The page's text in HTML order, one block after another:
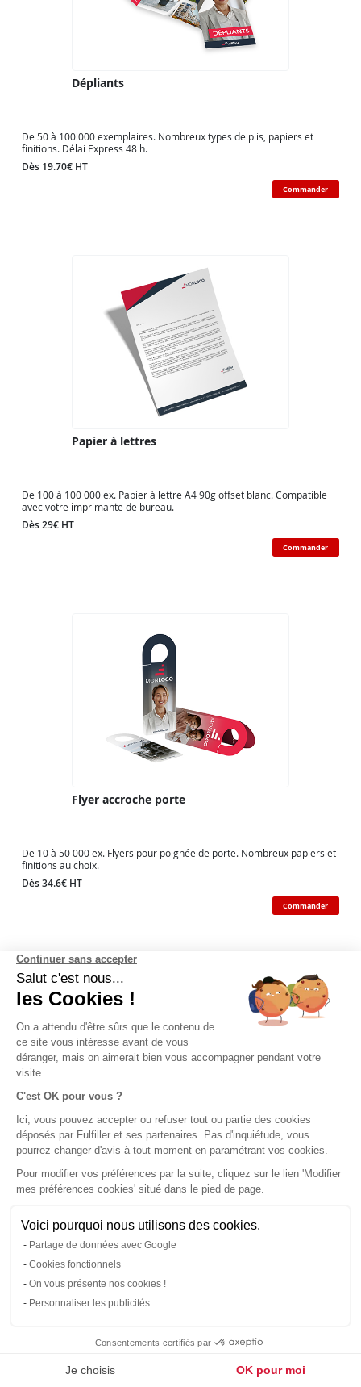
Continuer sans accepter
Salut c'est nous...
les Cookies !
On a attendu d'être sûrs que le contenu de
ce site vous intéresse avant de vous
déranger, mais on aimerait bien vous accompagner pendant votre
visite...
C'est OK pour vous ?
Ici, vous pouvez accepter ou refuser tout ou partie des cookies
déposés par Fulfiller et ses partenaires. Pas d'inquiétude, vous
pourrez changer d'avis à tout moment en paramétrant vos cookies.
Pour modifier vos préférences par la suite, cliquez sur le lien 'Modifier
mes préférences cookies' situé dans le pied de page.
Voici pourquoi nous utilisons des cookies.
Partage de données avec Google
Cookies fonctionnels
On vous présente nos cookies !
Personnaliser les publicités
Consentements certifiés par
Je choisis OK pour moi
Dépliants
De 50 à 100 000 exemplaires. Nombreux types de plis, papiers et
finitions. Délai Express 48 h.
Dès 19.70€ HT
Commander
Papier à lettres
De 100 à 100 000 ex. Papier à lettre A4 90g offset blanc. Compatible
avec votre imprimante de bureau.
Dès 29€ HT
Commander
Flyer accroche porte
De 10 à 50 000 ex. Flyers pour poignée de porte. Nombreux papiers et
finitions au choix.
Dès 34.6€ HT
Commander
Fulfiller, plus qu'un simple imprimeur !
Le métier d'agent immobilier n'est pas de créer des visuels, de
savoir s'il est préférable de l'imprimer à tel ou tel endroit, ou
encore quel type de produit choisir (finition, dimensions ...).
C'est là la force de Fulfiller !
Plus de 15 ans d'expérience dans le domaine du Print
uneculture pour l'ultra satisfaction client qui font de
Fulfiller un partenaire privilégié pour les agences immobilières,
réseaux d'agences, mandataires et indépendants, notaires, ...